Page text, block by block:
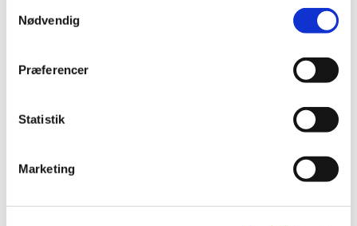
Nødvendig
Præferencer
Statistik
Marketing
Den anden torsdag i måneden (med enkelte
undtagelser) kl. 17.30
For børn, deres familier og
Pris for maden:
Læs mere her